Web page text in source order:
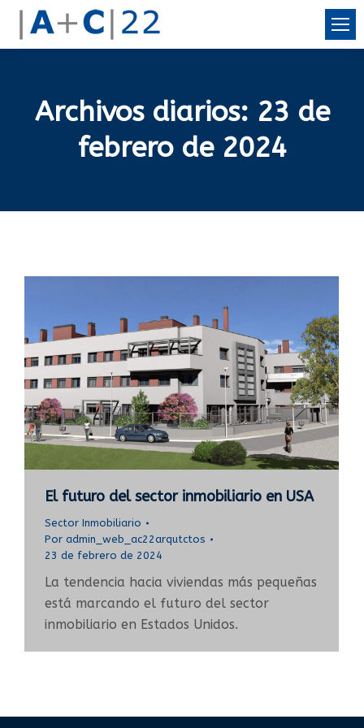
Archivos diarios: 23 de
febrero de 2024
El futuro del sector inmobiliario en USA
Sector Inmobiliario
Por admin_web_ac22arqutctos
23 de febrero de 2024
La tendencia hacia viviendas más pequeñas
está marcando el futuro del sector
inmobiliario en Estados Unidos.